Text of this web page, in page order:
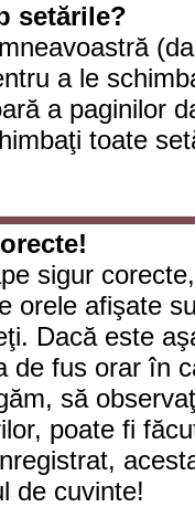
setările?
a le
a paginilor
toate
sigur
orele afişate
Dacă este
de fus orar în
să
poate fi
de cuvinte!